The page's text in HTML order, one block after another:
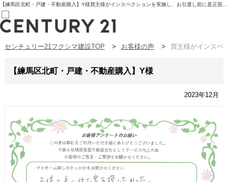
売買部
賃貸部
03-6912-3505
お気に入り物件一覧
物件閲覧履歴
物件を探す
購入TOP
条件から探す
学区から探す
町名から探す
センチュリー21フクシマ建設TOP お客様の声 買主様がインスペ
【練馬区北町・戸建・不動産購入】Y様
2023年12月